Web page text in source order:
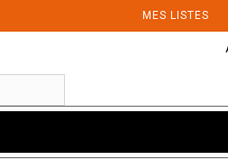
MES LISTES